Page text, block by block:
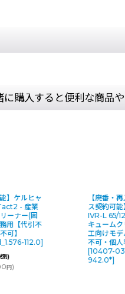
に購入すると便利な商品
】ケルヒャ
- 産業
ーナー(固
用【代引不
可】
112.0]
別)
円)
【廃番・
ス契約可
IVR-L 65/
キューム
工向けモデ
不可・個人
[10407-
942.0*]